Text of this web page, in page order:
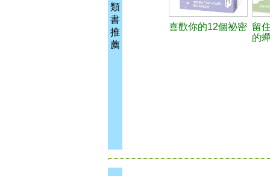
類
書
推
薦
喜歡你的12個祕密 留
的